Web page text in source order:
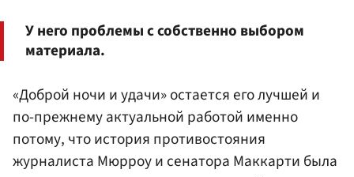
У него проблемы с собственно выбором
материала.
«Доброй ночи и удачи» остается его лучшей и
по-прежнему актуальной работой именно
потому, что история противостояния
журналиста Мюрроу и сенатора Маккарти была